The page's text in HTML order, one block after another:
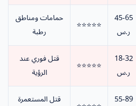
45-65
ر.س
⭐⭐⭐⭐⭐
حمامات ومناطق
رطبة
18-32
ر.س
⭐⭐⭐⭐⭐
قتل فوري عند
الرؤية
55-89
قتل المستعمرة